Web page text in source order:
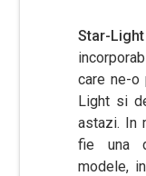
Star-
care ne-o
Light si
astazi. In
fie una
modele,